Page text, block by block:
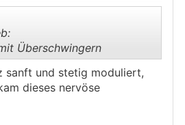
..
Überschwingern
sanft und stetig moduliert,
dieses nervöse